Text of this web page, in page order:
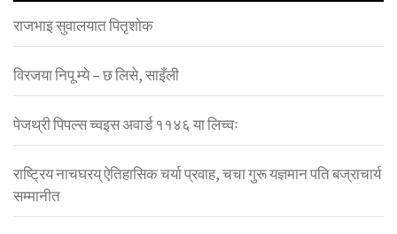
राजभाइ सुवालयात पितृशाेक
विरजया निपू म्ये – छ लिसे, साइँली
पेजथ्री पिपल्स च्वइस अवार्ड ११४६ या लिच्वः
राष्ट्रिय नाचघरय् ऐतिहासिक चर्या प्रवाह, चचा गुरू यज्ञमान पति बज्राचार्य
सम्मानीत